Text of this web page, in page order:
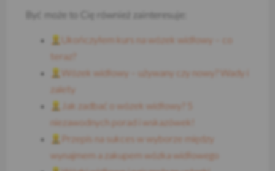
Być może to Cię również zainteresuje:
Ukończyłem kurs na wózek widłowy – co
teraz?
Wózek widłowy – używany czy nowy? Wady i
zalety
Jak zadbać o wózek widłowy? 5
niezawodnych porad i wskazówek!
Przepis na sukces w wyborze między
wynajmem a zakupem wózka widłowego